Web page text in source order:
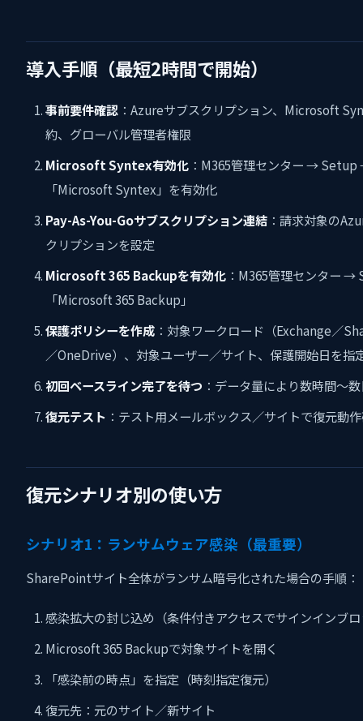
導入手順（最短2時間で開始）
事前要件確認 ：Azureサブスクリプション、Microsoft
約、グローバル管理者権限
Microsoft Syntex有効化 ：M365管理センター →
「Microsoft Syntex」を有効化
Pay-As-You-Goサブスクリプション連結 ：請求対象の
クリプションを設定
Microsoft 365 Backupを有効化 ：M365管理センター
「Microsoft 365 Backup」
保護ポリシーを作成 ：対象ワークロード（Exchange／
／OneDrive）、対象ユーザー／サイト、保護開始日を指
初回ベースライン完了を待つ ：データ量により数時間〜
復元テスト ：テスト用メールボックス／サイトで復元動
復元シナリオ別の使い方
シナリオ1：ランサムウェア感染（最重要）
SharePointサイト全体がランサム暗号化された場合の手順：
感染拡大の封じ込め（条件付きアクセスでサインインブ
Microsoft 365 Backupで対象サイトを開く
「感染前の時点」を指定（時刻指定復元）
復元先：元のサイト／新サイト